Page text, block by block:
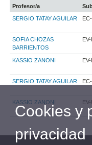
Profesor/a
SERGIO TATAY AGUILAR
EC-
SOFIA CHOZAS
BARRIENTOS
EV-L
KASSIO ZANONI EV-L
SERGIO TATAY AGUILAR
KASSIO ZANONI EV-
Cookies y
privacidad